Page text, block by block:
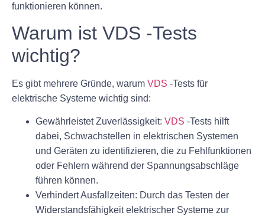
funktionieren können.
Warum ist VDS -Tests
wichtig?
Es gibt mehrere Gründe, warum VDS -Tests für
elektrische Systeme wichtig sind:
Gewährleistet Zuverlässigkeit: VDS -Tests hilft
dabei, Schwachstellen in elektrischen Systemen
und Geräten zu identifizieren, die zu Fehlfunktionen
oder Fehlern während der Spannungsabschläge
führen können.
Verhindert Ausfallzeiten: Durch das Testen der
Widerstandsfähigkeit elektrischer Systeme zur